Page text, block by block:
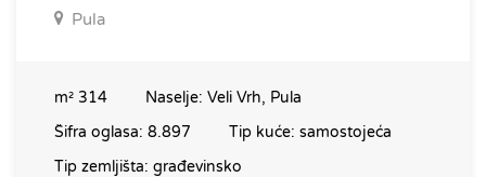
Pula
m² 314 Naselje: Veli Vrh, Pula
Šifra oglasa: 8.897 Tip kuće: samostojeća
Tip zemljišta: građevinsko